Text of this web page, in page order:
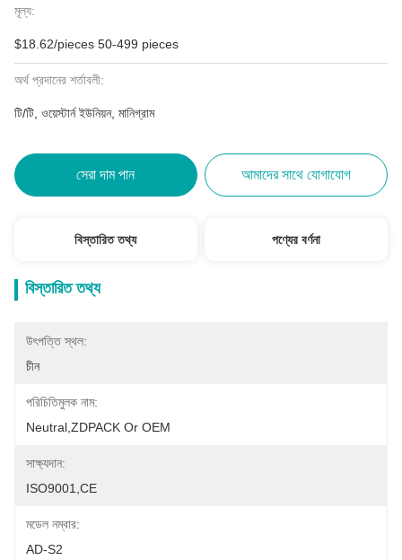
মূল্য:
$18.62/pieces 50-499 pieces
অর্থ প্রদানের শর্তাবলী:
টি/টি, ওয়েস্টার্ন ইউনিয়ন, মানিগ্রাম
সেরা দাম পান আমাদের সাথে যোগাযোগ
বিস্তারিত তথ্য পণ্যের বর্ণনা
বিস্তারিত তথ্য
উৎপত্তি স্থল:
চীন
পরিচিতিমুলক নাম:
Neutral,ZDPACK Or OEM
সাক্ষ্যদান:
ISO9001,CE
মডেল নম্বার:
AD-S2